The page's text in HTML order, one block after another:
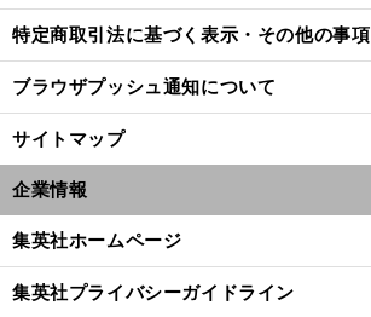
特定商取引法に基づく表示・その他の事項
ブラウザプッシュ通知について
サイトマップ
企業情報
集英社ホームページ
集英社プライバシーガイドライン